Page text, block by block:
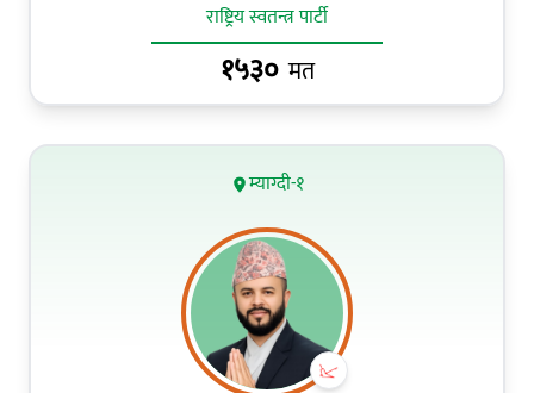
राष्ट्रिय स्वतन्त्र पार्टी
१५३० मत
म्याग्दी-१